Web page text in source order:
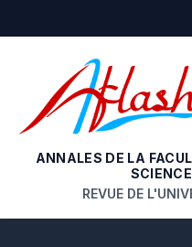
ANNALES DE LA
REVUE DE